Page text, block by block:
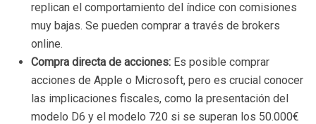
replican el comportamiento del índice con comisiones
muy bajas. Se pueden comprar a través de brokers
online.
Compra directa de acciones: Es posible comprar
acciones de Apple o Microsoft, pero es crucial conocer
las implicaciones fiscales, como la presentación del
modelo D6 y el modelo 720 si se superan los 50.000€